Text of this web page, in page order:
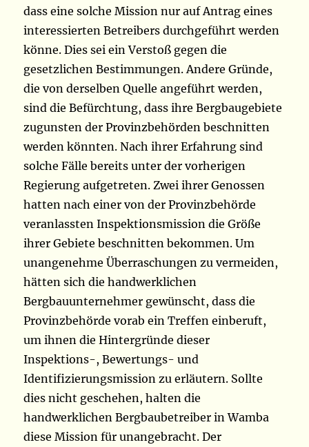
dass eine solche Mission nur auf Antrag eines
interessierten Betreibers durchgeführt werden
könne. Dies sei ein Verstoß gegen die
gesetzlichen Bestimmungen. Andere Gründe,
die von derselben Quelle angeführt werden,
sind die Befürchtung, dass ihre Bergbaugebiete
zugunsten der Provinzbehörden beschnitten
werden könnten. Nach ihrer Erfahrung sind
solche Fälle bereits unter der vorherigen
Regierung aufgetreten. Zwei ihrer Genossen
hatten nach einer von der Provinzbehörde
veranlassten Inspektionsmission die Größe
ihrer Gebiete beschnitten bekommen. Um
unangenehme Überraschungen zu vermeiden,
hätten sich die handwerklichen
Bergbauunternehmer gewünscht, dass die
Provinzbehörde vorab ein Treffen einberuft,
um ihnen die Hintergründe dieser
Inspektions-, Bewertungs- und
Identifizierungsmission zu erläutern. Sollte
dies nicht geschehen, halten die
handwerklichen Bergbaubetreiber in Wamba
diese Mission für unangebracht. Der